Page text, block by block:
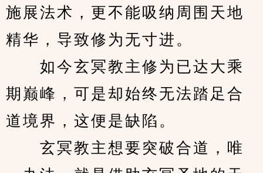
施展法术，更不能吸纳周围天地
精华，导致修为无寸进。
如今玄冥教主修为已达大乘
期巅峰，可是却始终无法踏足合
道境界，这便是缺陷。
玄冥教主想要突破合道，唯